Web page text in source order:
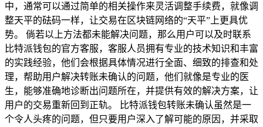
中，通常可以通过简单的相关操作来灵活调整手续费，就像调
整天平的砝码一样，让交易在区块链网络的“天平”上更具优
势。 倘若以上方法都未能解决问题，那么用户可以及时联系
比特派钱包的官方客服，客服人员拥有专业的技术知识和丰富
的实践经验，他们会根据具体情况进行全面、细致的排查和处
理，帮助用户解决转账未确认的问题，他们就像是专业的医
生，能够准确地诊断出问题所在，并提供有效的解决方案，让
用户的交易重新回到正轨。 比特派钱包转账未确认虽然是一
个令人头疼的问题，但只要用户深入了解可能的原因，并采取